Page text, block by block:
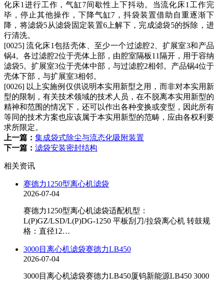
化床1进行工作，气缸7间歇性上下抖动。当流化床1工作完
毕，停止其他操作，下降气缸7，抖袋装置借助自重逐渐下
降，将滤袋5从滤袋固定装置6上解下，完成滤袋5的拆除，进
行清洗。
[0025] 流化床1包括壳体、至少一个过滤腔2、扩展室3和产品
锅4。各过滤腔2位于壳体上部，由腔室隔板11隔开，用于容纳
滤袋5。扩展室3位于壳体中部，与过滤腔2相邻。产品锅4位于
壳体下部，与扩展室3相邻。
[0026] 以上实施例仅供说明本实用新型之用，而非对本实用新
型的限制，有关技术领域的技术人员，在不脱离本实用新型的
精神和范围的情况下，还可以作出各种变换或变型，因此所有
等同的技术方案也应该属于本实用新型的范畴，应由各权利要
求所限定。
上一篇： 集成袋式除尘与流态化吸附装置
下一篇： 滤袋安装密封结构
相关资讯
赛德力1250型离心机滤袋
2026-07-04
赛德力1250型离心机滤袋适配机型：
L(P)GZ/LSD/L(P)DG-1250 平板刮刀/拉袋离心机 转鼓规
格：直径12…
3000目离心机滤袋赛德力LB450
2026-07-04
3000目离心机滤袋赛德力LB450厦钨新能源LB450 3000